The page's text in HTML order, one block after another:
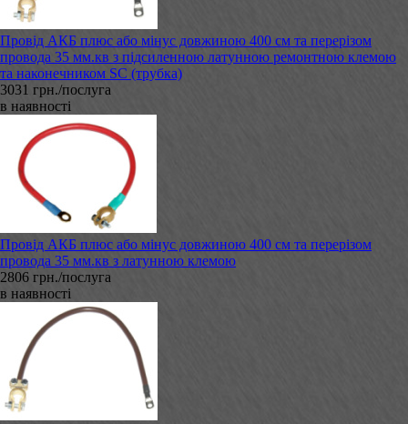
Провід АКБ плюс або мінус довжиною 400 см та перерізом
провода 35 мм.кв з підсиленною латунною ремонтною клемою
та наконечником SC (трубка)
3031 грн./послуга
в наявності
Провід АКБ плюс або мінус довжиною 400 см та перерізом
провода 35 мм.кв з латунною клемою
2806 грн./послуга
в наявності